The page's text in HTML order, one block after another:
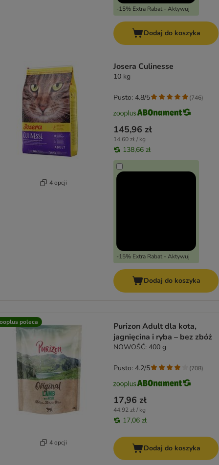
-15% Extra Rabat - Aktywuj
Dodaj do koszyka
4 opcji
Josera Culinesse
10 kg
145,96 zł
14,60 zł / kg
138,66 zł
-15% Extra Rabat - Aktywuj
Pusto: 4.8/5 (746)
Dodaj do koszyka
poleca
4 opcji
Purizon Adult dla kota,
jagnięcina i ryba – bez zbóż
NOWOŚĆ: 400 g
17,96 zł
44,92 zł / kg
17,06 zł
Pusto: 4.2/5 (708)
Dodaj do koszyka